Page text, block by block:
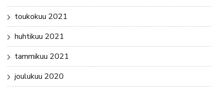
toukokuu 2021
huhtikuu 2021
tammikuu 2021
joulukuu 2020